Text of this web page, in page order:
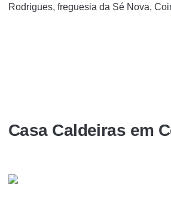
Rodrigues, freguesia da Sé Nova,
Casa Caldeiras em